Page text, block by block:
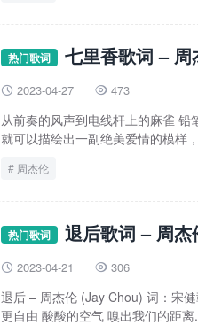
热门歌词 七里香歌词 – 周
 2023-04-27  473
从前奏的风声到电线杆上的麻雀
就可以描绘出一副绝美爱情的模样
周杰伦
热门歌词 退后歌词 – 周杰
 2023-04-21  306
退后 – 周杰伦 (Jay Chou) 词：宋
更自由 酸酸的空气 嗅出我们的距离